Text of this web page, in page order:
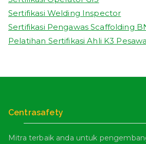
Sertifikasi Welding Inspector
Sertifikasi Pengawas Scaffolding
Pelatihan Sertifikasi Ahli K3
Centrasafety
Mitra terbaik anda untuk